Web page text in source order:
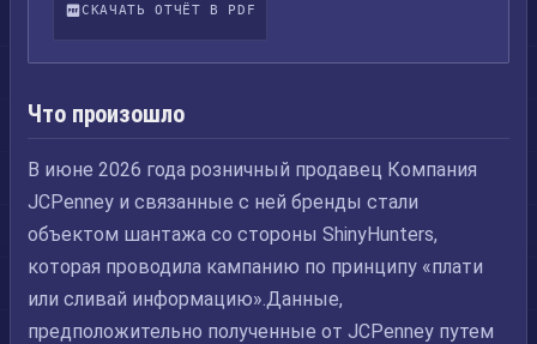
СКАЧАТЬ ОТЧЁТ В PDF
Что произошло
В июне 2026 года розничный продавец Компания
JCPenney и связанные с ней бренды стали
объектом шантажа со стороны ShinyHunters,
которая проводила кампанию по принципу «плати
или сливай информацию».Данные,
предположительно полученные от JCPenney путем